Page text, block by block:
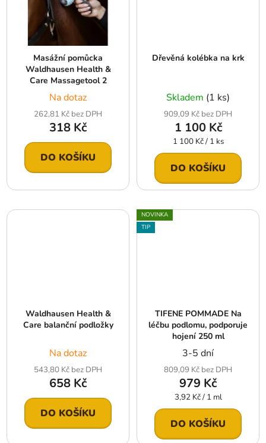
Masážní pomůcka
Waldhausen Health &
Care Massagetool 2
Na dotaz
262,81 Kč bez DPH
318 Kč
DO KOŠÍKU
Dřevěná kolébka na krk
Skladem (1 ks)
909,09 Kč bez DPH
1 100 Kč
Měrná
cena:
1 100 Kč / 1 ks
DO KOŠÍKU
Waldhausen Health &
Care balanční podložky
Na dotaz
543,80 Kč bez DPH
658 Kč
DO KOŠÍKU
NOVINKA
TIP
TIFENE POMMADE Na
léčbu podlomu, podporuje
hojení 250 ml
3-5 dní
809,09 Kč bez DPH
979 Kč
Měrná
cena:
3,92 Kč / 1 ml
DO KOŠÍKU